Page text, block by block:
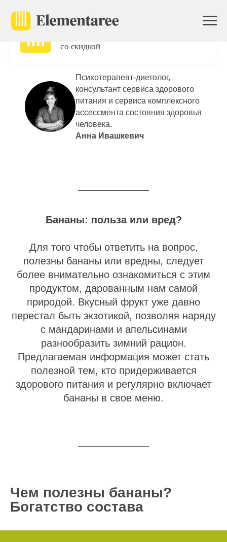
Ого! В приложении
со скидкой
Бананы: польза или вред | Elementaree
Психотерапевт-диетолог,
консультант сервиса здорового
питания и сервиса комплексного
ассессмента состояния здоровья
человека.
Анна Ивашкевич
Бананы: польза или вред?
Для того чтобы ответить на вопрос,
полезны бананы или вредны, следует
более внимательно ознакомиться с этим
продуктом, дарованным нам самой
природой. Вкусный фрукт уже давно
перестал быть экзотикой, позволяя наряду
с мандаринами и апельсинами
разнообразить зимний рацион.
Предлагаемая информация может стать
полезной тем, кто придерживается
здорового питания и регулярно включает
бананы в свое меню.
Чем полезны бананы?
Богатство состава